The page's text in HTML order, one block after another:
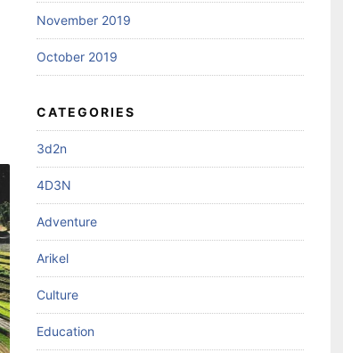
November 2019
October 2019
CATEGORIES
3d2n
4D3N
Adventure
Arikel
Culture
Education